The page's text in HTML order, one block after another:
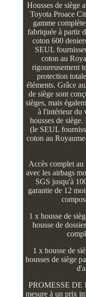
Housses de siège
Toyota Proace
gamme
fabriquée à partir
coton 600
SEUL
coton au
rigoureusement
protection
éléments. Grâce
de siège sont
sièges, mais
à l'intérieur du
housses de
(le SEUL
coton au
Accès complet au
avec les airbags
SGS jusqu'à
garantie de 12
1 x housse de
housse de
1 x housse de
housses de siège
PROMESSE DE
mesure à un prix